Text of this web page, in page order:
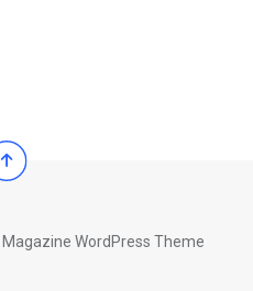
WordPress Theme